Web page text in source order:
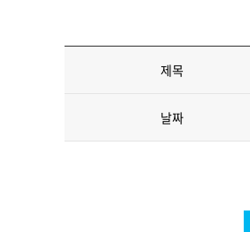
제목
날짜